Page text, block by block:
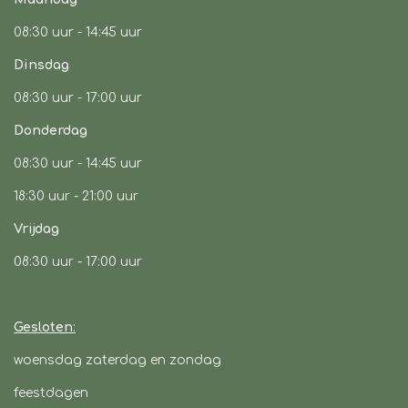
08:30 uur - 14:45 uur
Dinsdag
08:30 uur - 17:00 uur
Donderdag
08:30 uur - 14:45 uur
18:30 uur - 21:00 uur
Vrijdag
08:30 uur - 17:00 uur
Gesloten:
woensdag zaterdag en zondag
feestdagen